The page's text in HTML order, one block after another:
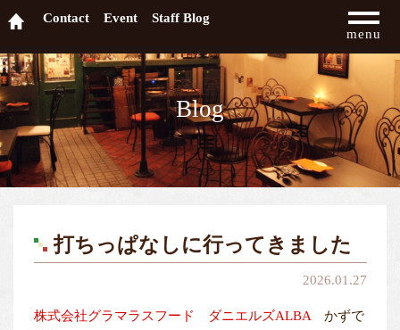
Contact Event
Staff Blog
menu
Blog
打ちっぱなしに行ってきました
2026.01.27
株式会社グラマラスフード ダニエルズALBAかずで